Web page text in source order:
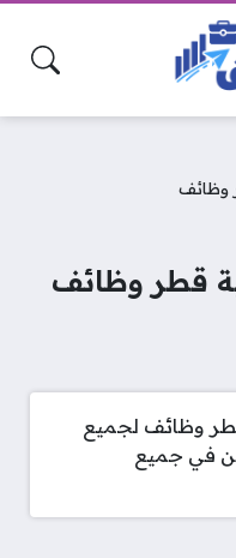
وظائف
قطر وظائف
وظائف لجميع
في جميع